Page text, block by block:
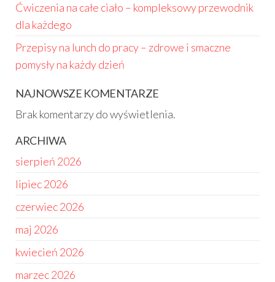
Ćwiczenia na całe ciało – kompleksowy przewodnik
dla każdego
Przepisy na lunch do pracy – zdrowe i smaczne
pomysły na każdy dzień
NAJNOWSZE KOMENTARZE
Brak komentarzy do wyświetlenia.
ARCHIWA
sierpień 2026
lipiec 2026
czerwiec 2026
maj 2026
kwiecień 2026
marzec 2026